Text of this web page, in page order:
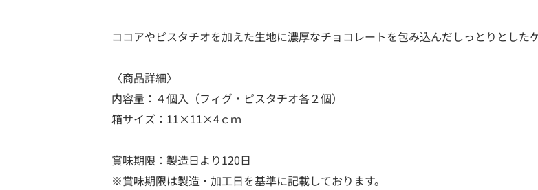
ココアやピスタチオを加えた生地に濃厚なチョコレートを包み込んだしっとりとしたケ
〈商品詳細〉
内容量：４個入（フィグ・ピスタチオ各２個）
箱サイズ：11×11×4ｃｍ
賞味期限：製造日より120日
※賞味期限は製造・加工日を基準に記載しております。